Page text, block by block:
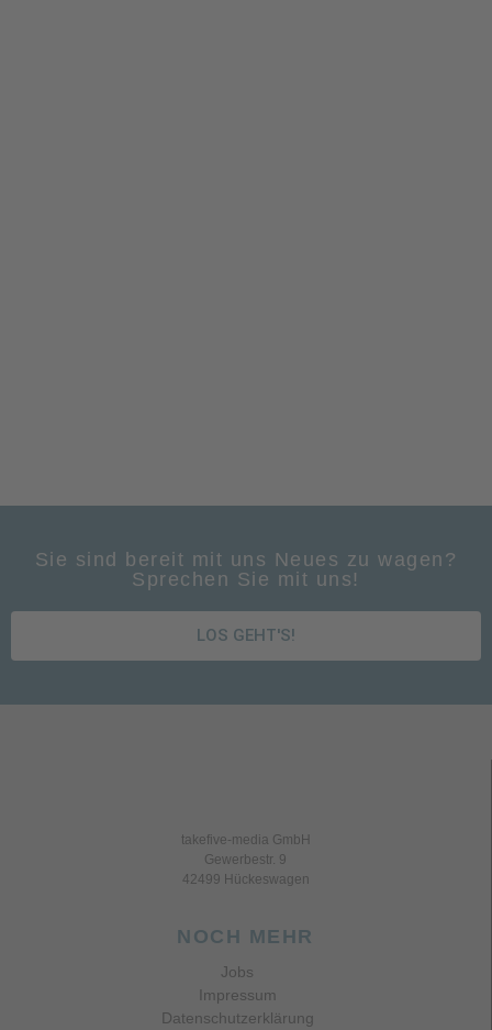
Sie sind bereit mit uns Neues zu wagen?
Sprechen Sie mit uns!
LOS GEHT'S!
takefive-media GmbH
Gewerbestr. 9
42499 Hückeswagen
NOCH MEHR
Jobs
Impressum
Datenschutzerklärung